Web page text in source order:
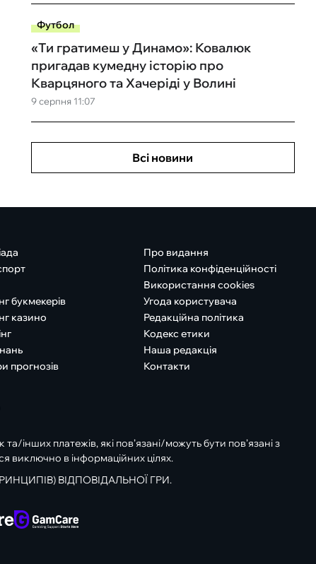
Футбол
9 серпня 11:07
«Ти гратимеш у Динамо»: Ковалюк
пригадав кумедну історію про
Кварцяного та Хачеріді у Волині
Всі новини
букмекерів
казино
прогнозів
Про видання
Політика конфіденційності
Використання cookies
Угода користувача
Редакційна політика
Кодекс етики
Наша редакція
Контакти
інших платежів, які пов’язані/можуть бути пов’язані з
виключно в інформаційних цілях.
ВІДПОВІДАЛЬНОЇ ГРИ.